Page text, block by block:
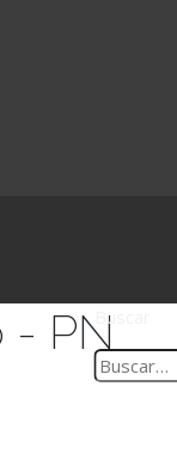
Buscar
- PN